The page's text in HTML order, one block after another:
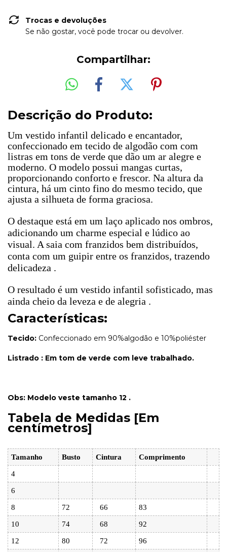
Trocas e devoluções
Se não gostar, você pode trocar ou devolver.
Compartilhar:
Descrição do Produto:
Um vestido infantil delicado e encantador,
confeccionado em tecido de algodão com com
listras em tons de verde que dão um ar alegre e
moderno. O modelo possui mangas curtas,
proporcionando conforto e frescor. Na altura da
cintura, há um cinto fino do mesmo tecido, que
ajusta a silhueta de forma graciosa.
O destaque está em um laço aplicado nos ombros,
adicionando um charme especial e lúdico ao
visual. A saia com franzidos bem distribuídos,
conta com um guipir entre os franzidos, trazendo
delicadeza .
O resultado é um vestido infantil sofisticado, mas
ainda cheio da leveza e de alegria .
Características:
Tecido: Confeccionado em 90%algodão e 10%poliéster
Listrado : Em tom de verde com leve trabalhado.
Obs: Modelo veste tamanho 12 .
Tabela de Medidas [Em
centímetros]
Tamanho Busto Cintura Comprimento
4
6
8 72 66 83
10 74 68 92
12 80 72 96